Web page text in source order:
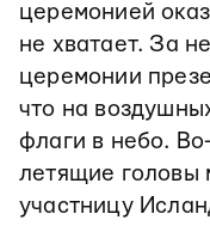
церемонией
не хватает. За
церемонии
что на
флаги в небо.
летящие головы
участницу